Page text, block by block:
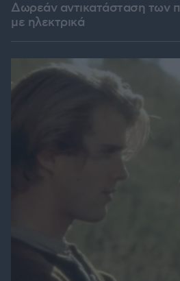
Δωρεάν αντικατάσταση των
με ηλεκτρικά